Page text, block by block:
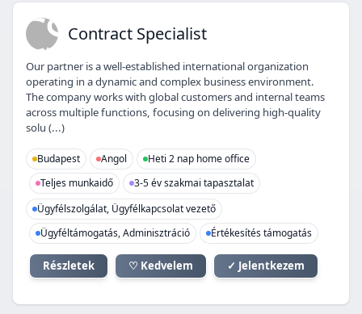
CS Contract Specialist
Our partner is a well-established international organization
operating in a dynamic and complex business environment.
The company works with global customers and internal teams
across multiple functions, focusing on delivering high-quality
solu (...)
Budapest Angol
Heti 2 nap home office
Teljes munkaidő
3-5 év szakmai tapasztalat
Ügyfélszolgálat, Ügyfélkapcsolat vezető
Ügyféltámogatás, Adminisztráció
Értékesítés támogatás
Részletek ♡ Kedvelem ✓ Jelentkezem